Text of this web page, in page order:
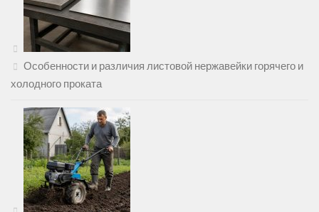
Особенности и различия листовой нержавейки горячего и
холодного проката